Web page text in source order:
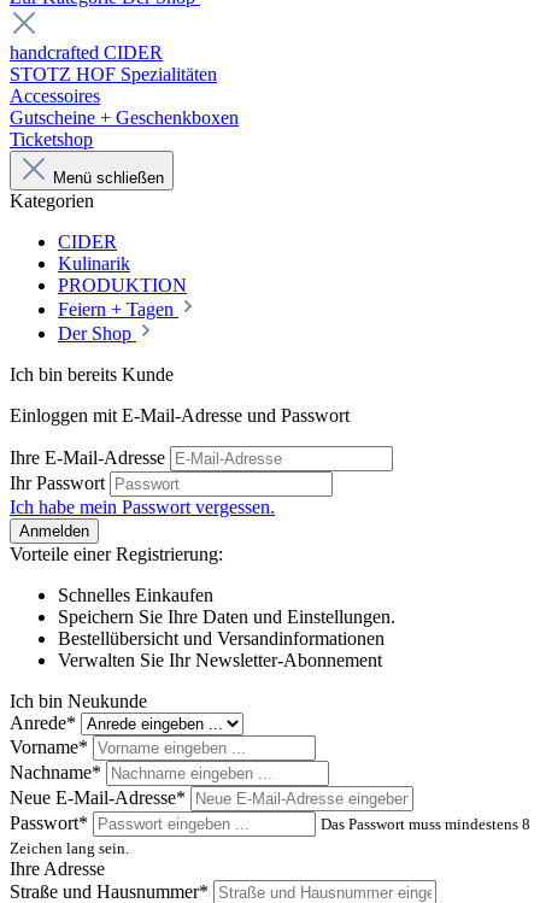
handcrafted CIDER
STOTZ HOF Spezialitäten
Accessoires
Gutscheine + Geschenkboxen
Ticketshop
Menü schließen
Kategorien
CIDER
Kulinarik
PRODUKTION
Feiern + Tagen
Der Shop
Ich bin bereits Kunde
Einloggen mit E-Mail-Adresse und Passwort
Ihre E-Mail-Adresse
Ihr Passwort
Ich habe mein Passwort vergessen.
Anmelden
Vorteile einer Registrierung:
Schnelles Einkaufen
Speichern Sie Ihre Daten und Einstellungen.
Bestellübersicht und Versandinformationen
Verwalten Sie Ihr Newsletter-Abonnement
Ich bin Neukunde
Anrede*
Vorname*
Nachname*
Neue E-Mail-Adresse*
Passwort*
Das Passwort muss mindestens 8
Zeichen lang sein.
Ihre Adresse
Straße und Hausnummer*